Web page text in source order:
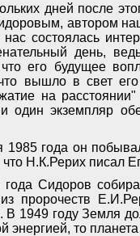
дней после
автором
состоялась
день,
его будущее
вышло в свет
на
один экземпляр
1985 года он
Н.К.Рерих писал
Сидоров
пророчеств
1949 году Земля
энергией, то